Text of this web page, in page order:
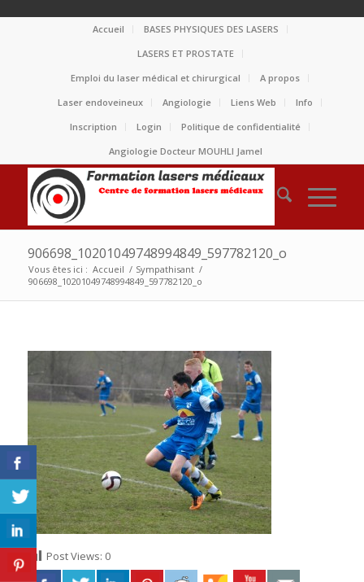
Accueil
BASES PHYSIQUES DES LASERS
LASERS ET PROSTATE
Emploi du laser médical et chirurgical
A propos
Laser endoveineux
Angiologie Liens Web
Info
Inscription
Login
Politique de confidentialité
Angiologie Docteur MOUHLI Jamel
906698_10201049748994849_597782120_o
Vous êtes ici : Accueil / Sympathisant /
906698_10201049748994849_597782120_o
Post Views: 0